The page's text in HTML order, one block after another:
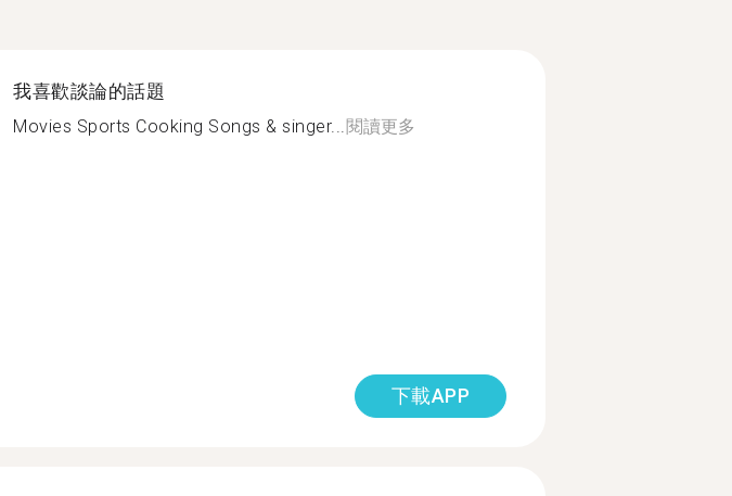
我喜歡談論的話題
Movies Sports Cooking Songs & singer...閱讀更多
下載APP